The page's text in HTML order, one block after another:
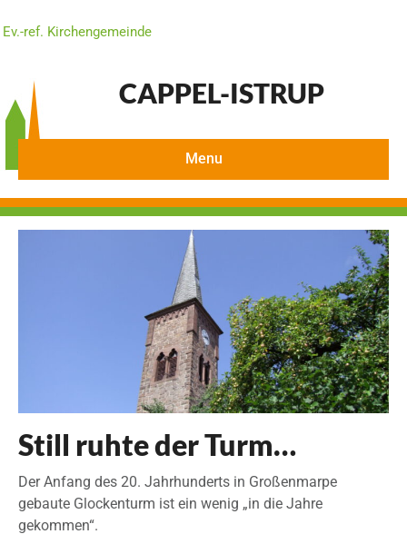
Ev.-ref. Kirchengemeinde
CAPPEL-ISTRUP
Menu
Still ruhte der Turm…
Der Anfang des 20. Jahrhunderts in Großenmarpe
gebaute Glockenturm ist ein wenig „in die Jahre
gekommen“.